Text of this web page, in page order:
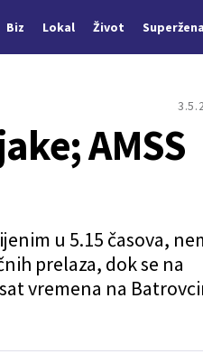
Biz Lokal Život Superžena
AMSS
u 5.15 časova,
prelaza, dok se na
vremena na